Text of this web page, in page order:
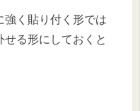
強く貼り付く形では
る形にしておくと